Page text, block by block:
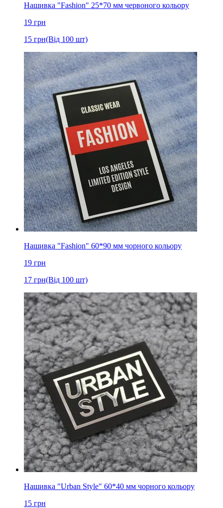
Нашивка "Fashion" 25*70 мм червоного кольору
19 грн
15 грн(Від 100 шт)
Нашивка "Fashion" 60*90 мм чорного кольору
19 грн
17 грн(Від 100 шт)
Нашивка "Urban Style" 60*40 мм чорного кольору
15 грн